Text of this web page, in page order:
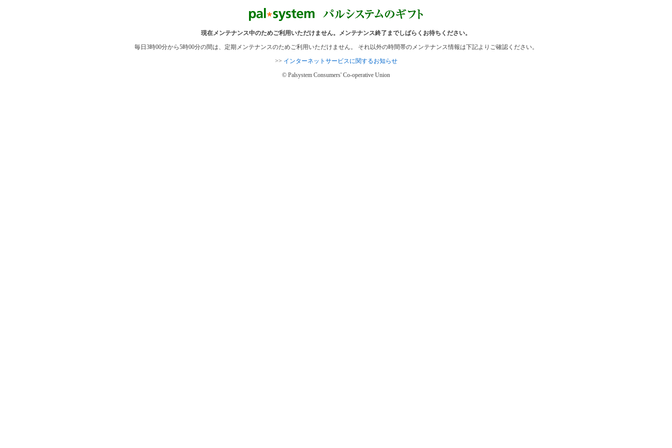
現在メンテナンス中のためご利用いただけません。メンテナンス終了までしばらくお待ちください。
毎日3時00分から5時00分の間は、定期メンテナンスのためご利用いただけません。 それ以外の時間帯のメンテナンス情報は下記よりご確認ください。
>> インターネットサービスに関するお知らせ
© Palsystem Consumers' Co-operative Union